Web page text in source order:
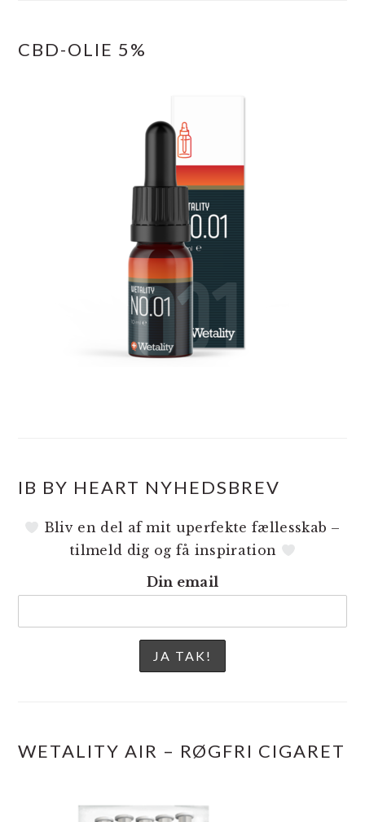
CBD-OLIE 5%
IB BY HEART NYHEDSBREV
Bliv en del af mit uperfekte fællesskab –
tilmeld dig og få inspiration
Din email
WETALITY AIR – RØGFRI CIGARET